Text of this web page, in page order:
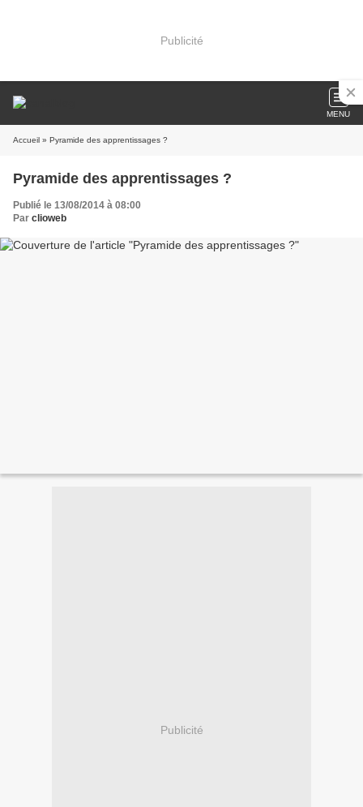
Publicité
MENU
Accueil » Pyramide des apprentissages ?
Pyramide des apprentissages ?
Publié le 13/08/2014 à 08:00
Par clioweb
Publicité